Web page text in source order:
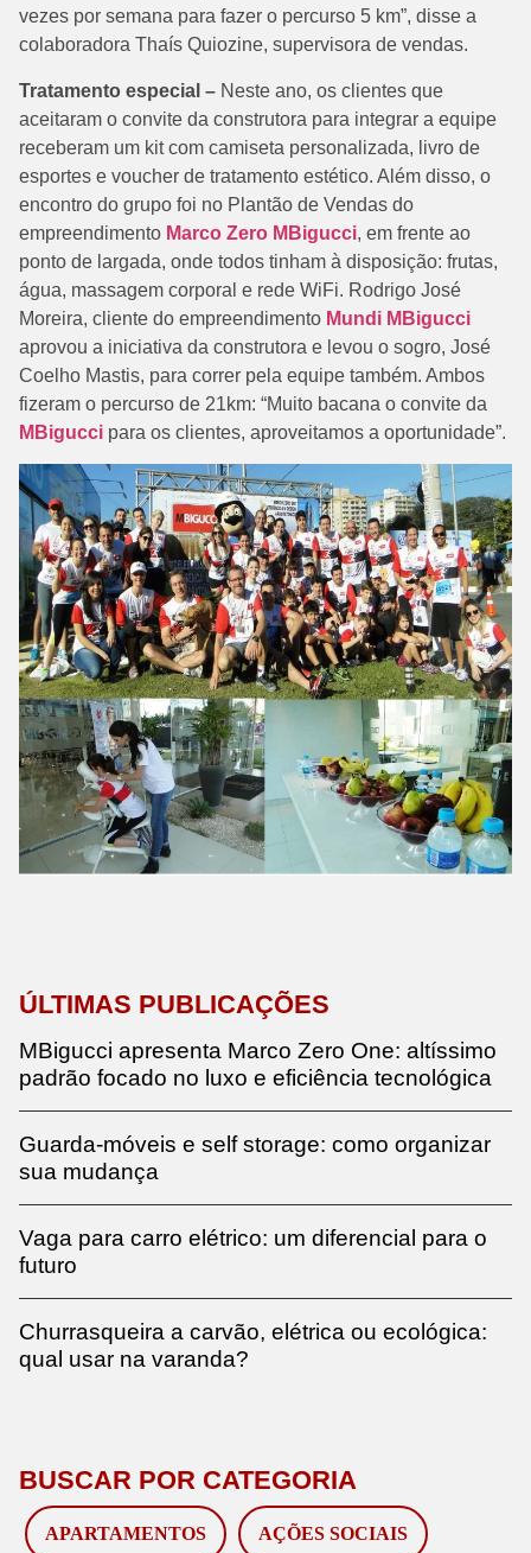
vezes por semana para fazer o percurso 5 km”, disse a
colaboradora Thaís Quiozine, supervisora de vendas.
Tratamento especial – Neste ano, os clientes que
aceitaram o convite da construtora para integrar a equipe
receberam um kit com camiseta personalizada, livro de
esportes e voucher de tratamento estético. Além disso, o
encontro do grupo foi no Plantão de Vendas do
empreendimento Marco Zero MBigucci, em frente ao
ponto de largada, onde todos tinham à disposição: frutas,
água, massagem corporal e rede WiFi. Rodrigo José
Moreira, cliente do empreendimento Mundi MBigucci
aprovou a iniciativa da construtora e levou o sogro, José
Coelho Mastis, para correr pela equipe também. Ambos
fizeram o percurso de 21km: “Muito bacana o convite da
MBigucci para os clientes, aproveitamos a oportunidade”.
ÚLTIMAS PUBLICAÇÕES
MBigucci apresenta Marco Zero One: altíssimo
padrão focado no luxo e eficiência tecnológica
Guarda-móveis e self storage: como organizar
sua mudança
Vaga para carro elétrico: um diferencial para o
futuro
Churrasqueira a carvão, elétrica ou ecológica:
qual usar na varanda?
BUSCAR POR CATEGORIA
APARTAMENTOS AÇÕES SOCIAIS